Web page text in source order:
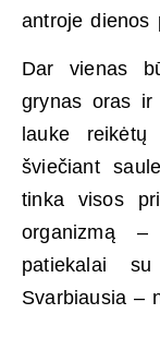
antroje dienos
Dar vienas
grynas oras
lauke
šviečiant
tinka visos
organizmą
patiekalai
Svarbiausia –